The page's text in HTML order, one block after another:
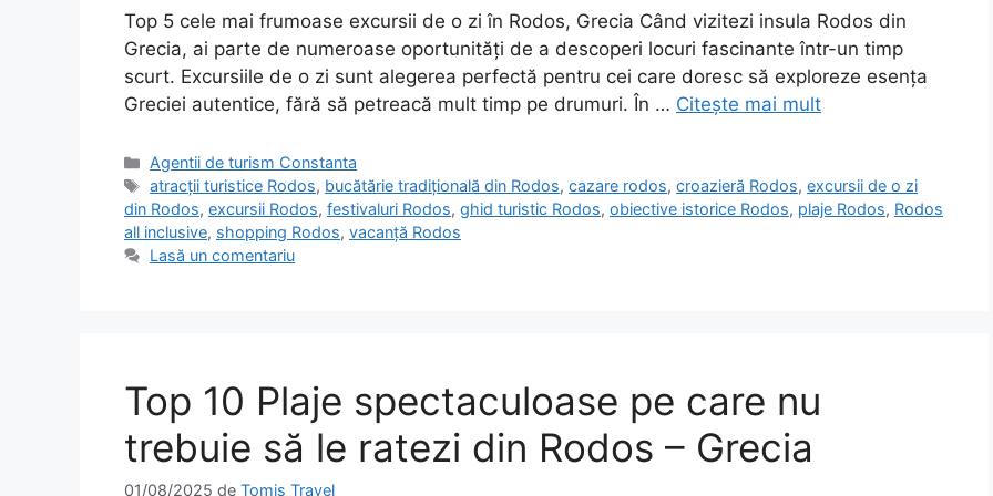
Top 5 cele mai frumoase excursii de o zi în Rodos, Grecia Când vizitezi insula Rodos din
Grecia, ai parte de numeroase oportunități de a descoperi locuri fascinante într-un timp
scurt. Excursiile de o zi sunt alegerea perfectă pentru cei care doresc să exploreze esența
Greciei autentice, fără să petreacă mult timp pe drumuri. În … Citește mai mult
Categorii
Agentii de turism Constanta
Etichete
atracții turistice Rodos, bucătărie tradițională din Rodos,cazare rodos,croazieră Rodos,excursii de o zi
din Rodos, excursii Rodos, festivaluri Rodos, ghid turistic Rodos, obiective istorice Rodos, plaje Rodos, Rodos
all inclusive, shopping Rodos, vacanță Rodos
Lasă un comentariu
Top 10 Plaje spectaculoase pe care nu
trebuie să le ratezi din Rodos – Grecia
01/08/2025 de Tomis Travel